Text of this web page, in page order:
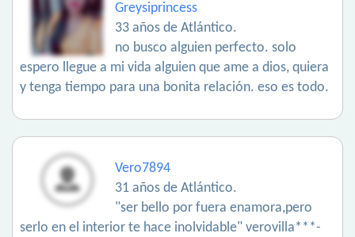
Greysiprincess
33 años de Atlántico.
no busco alguien perfecto. solo
espero llegue a mi vida alguien que ame a dios, quiera
y tenga tiempo para una bonita relación. eso es todo.
Vero7894
31 años de Atlántico.
"ser bello por fuera enamora,pero
serlo en el interior te hace inolvidable" verovilla***-